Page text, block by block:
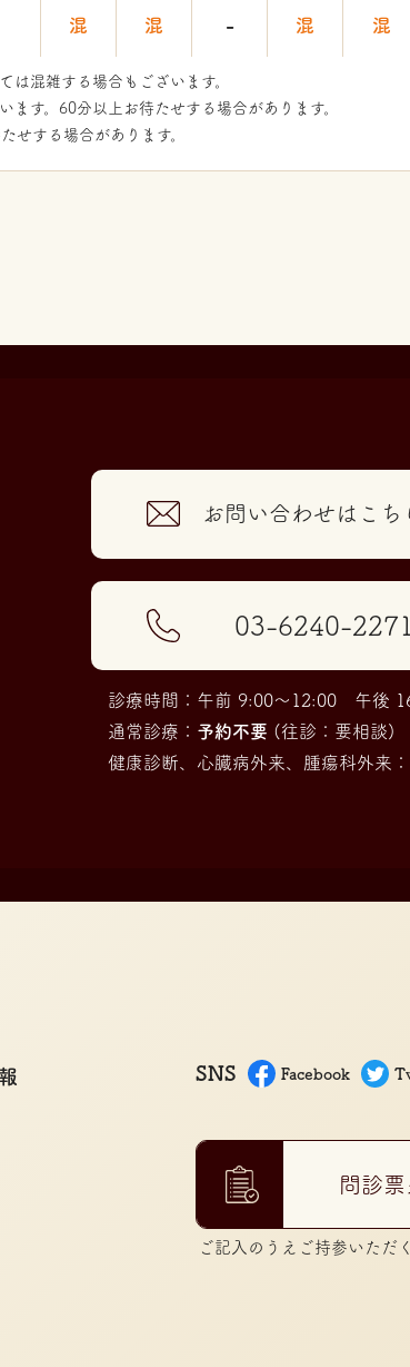
混 混 - 混 混
は混雑する場合もございます。
ます。60分以上お待たせする場合があります。
せする場合があります。
お問い合わせはこち
03-6240-2271
診療時間：午前 9:00〜12:00 午後
通常診療： 予約不要 (往診：要相談)
健康診断、心臓病外来、腫瘍科外来：
SNS Facebook
問診
ご記入のうえご持参いただ